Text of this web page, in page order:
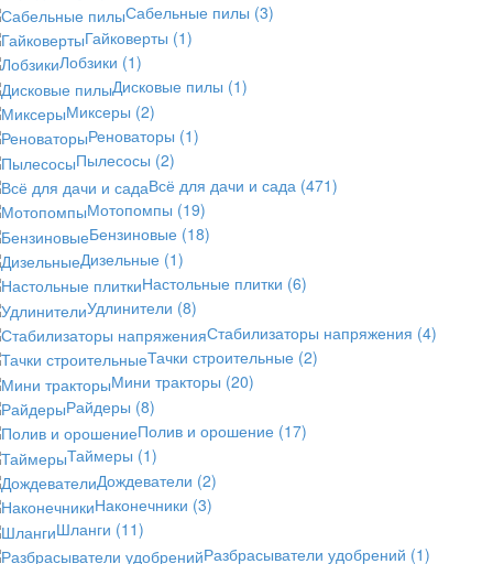
Сабельные пилы (3)
Гайковерты (1)
Лобзики (1)
Дисковые пилы (1)
Миксеры (2)
Реноваторы (1)
Пылесосы (2)
Всё для дачи и сада (471)
Мотопомпы (19)
Бензиновые (18)
Дизельные (1)
Настольные плитки (6)
Удлинители (8)
Стабилизаторы напряжения (4)
Тачки строительные (2)
Мини тракторы (20)
Райдеры (8)
Полив и орошение (17)
Таймеры (1)
Дождеватели (2)
Наконечники (3)
Шланги (11)
Разбрасыватели удобрений (1)